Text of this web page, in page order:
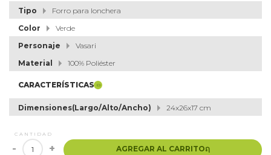
Tipo
Forro para lonchera
Color
Verde
Personaje
Vasari
Material
100% Poliéster
CARACTERÍSTICAS
Dimensiones(Largo/Alto/Ancho) 24x26x17 cm
CANTIDAD
- + AGREGAR AL CARRITOຐ